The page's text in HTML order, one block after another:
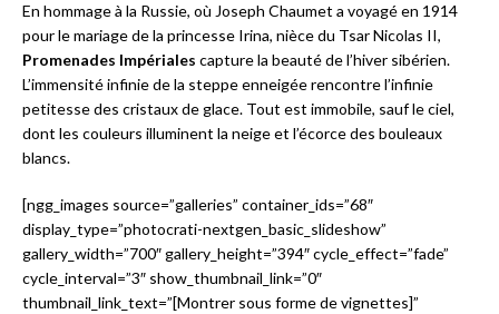
En hommage à la Russie, où Joseph Chaumet a voyagé en 1914
pour le mariage de la princesse Irina, nièce du Tsar Nicolas II,
Promenades Impériales capture la beauté de l’hiver sibérien.
L’immensité infinie de la steppe enneigée rencontre l’infinie
petitesse des cristaux de glace. Tout est immobile, sauf le ciel,
dont les couleurs illuminent la neige et l’écorce des bouleaux
blancs.
[ngg_images source=”galleries” container_ids=”68″
display_type=”photocrati-nextgen_basic_slideshow”
gallery_width=”700″ gallery_height=”394″ cycle_effect=”fade”
cycle_interval=”3″ show_thumbnail_link=”0″
thumbnail_link_text=”[Montrer sous forme de vignettes]”